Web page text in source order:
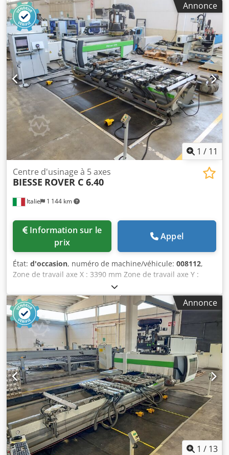
principale : 13 kW Nombre d'axes contrôlés : 5 axes
Nombre d'emplacements pour outils : 22
Annonce
1 / 11
Italie 1 144 km
Centre d'usinage à 5 axes
BIESSE ROVER C 6.40
prix
Appel
État: d'occasion, numéro de machine/véhicule: 008112,
Zone de travail axe X : 3390 mm Zone de travail axe Y :
1535 mm Plan de travail : avec supports à consoles sous
vide Puissance de la broche principale : 15 kW Chodpfow
Idgvjx Ahusa Nombre d’axes contrôlés : 5 axes Nombre de
broches de perçage : 21 Nombre de positions d’outil : 14
Annonce
1 / 13